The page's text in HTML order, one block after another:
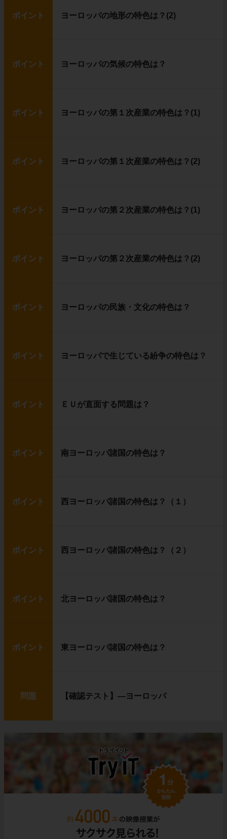
ポイント ヨーロッパの地形の特色は？(2)
ポイント ヨーロッパの気候の特色は？
ポイント ヨーロッパの第１次産業の特色は？(1)
ポイント ヨーロッパの第１次産業の特色は？(2)
ポイント ヨーロッパの第２次産業の特色は？(1)
ポイント ヨーロッパの第２次産業の特色は？(2)
ポイント ヨーロッパの民族・文化の特色は？
ポイント ヨーロッパで生じている紛争の特色は？
ポイント ＥＵが直面する問題は？
ポイント 南ヨーロッパ諸国の特色は？
ポイント 西ヨーロッパ諸国の特色は？（１）
ポイント 西ヨーロッパ諸国の特色は？（２）
ポイント 北ヨーロッパ諸国の特色は？
ポイント 東ヨーロッパ諸国の特色は？
問題 【確認テスト】―ヨーロッパ